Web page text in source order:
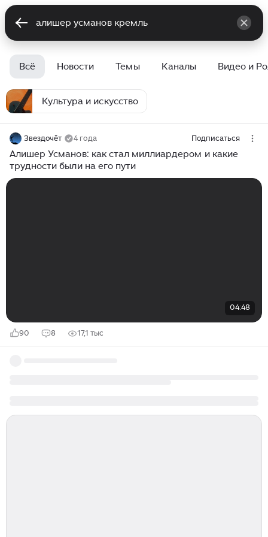
Всё Новости Темы Каналы Видео и
Культура и искусство
Звездочёт 4 года Подписаться
Алишер Усманов: как стал миллиардером и какие
трудности были на его пути
04:48
90 8 17,1 тыс